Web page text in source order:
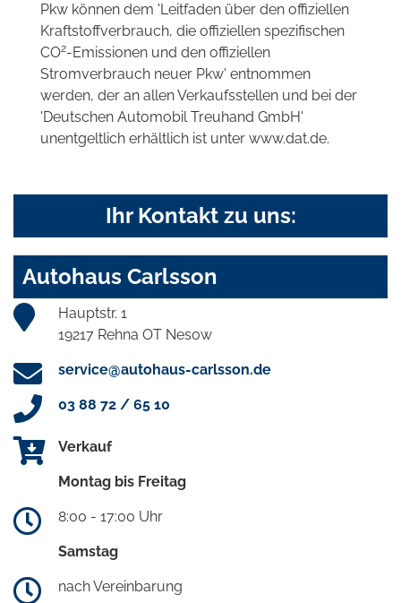
Pkw können dem 'Leitfaden über den offiziellen
Kraftstoffverbrauch, die offiziellen spezifischen
CO2-Emissionen und den offiziellen
Stromverbrauch neuer Pkw' entnommen
werden, der an allen Verkaufsstellen und bei der
'Deutschen Automobil Treuhand GmbH'
unentgeltlich erhältlich ist unter www.dat.de.
Ihr Kontakt zu uns:
Autohaus Carlsson
Hauptstr. 1
19217 Rehna OT Nesow
service@autohaus-carlsson.de
03 88 72 / 65 10
Verkauf
Montag bis Freitag
8:00 - 17:00 Uhr
Samstag
nach Vereinbarung